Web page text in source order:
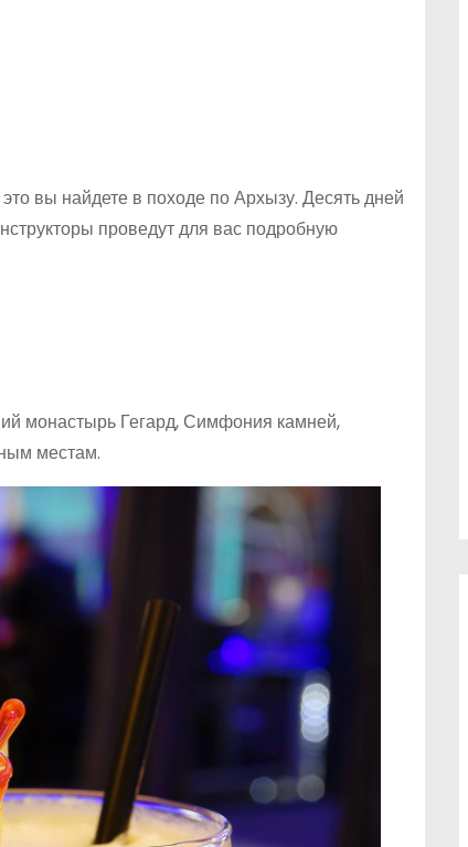
вы найдете в походе по Архызу. Десять дней
проведут для вас подробную
монастырь Гегард, Симфония камней,
местам.